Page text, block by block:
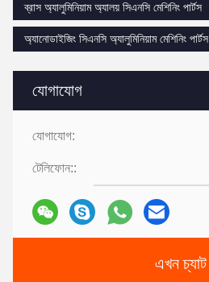
যোগাযোগ
যোগাযোগ:
টেলিফোন::
এখন চ্যাট
ব্রাস অ্যালুমিনিয়াম অ্যালয় সিএনসি মেশিনিং পার্টস
অ্যানোডাইজিং সিএনসি অ্যালুমিনিয়াম মেশিনিং পার্টস